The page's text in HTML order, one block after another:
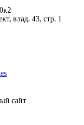
влад. 43, стр. 1
сайт